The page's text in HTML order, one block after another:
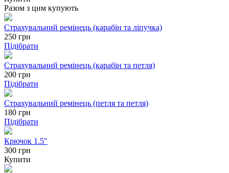
Разом з цим купують
Страхувальний ремінець (карабін та ліпучка)
250 грн
Підібрати
Страхувальний ремінець (карабін та петля)
200 грн
Підібрати
Страхувальний ремінець (петля та петля)
180 грн
Підібрати
Крючок 1.5"
300 грн
Купити